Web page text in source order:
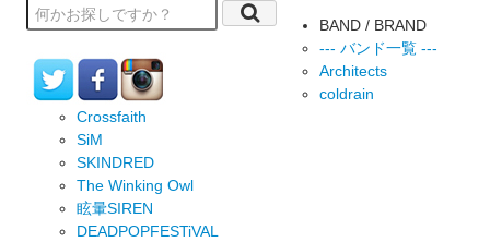
BAND / BRAND
--- バンド一覧 ---
Architects
coldrain
Crossfaith
SiM
SKINDRED
The Winking Owl
眩暈SIREN
DEADPOPFESTiVAL